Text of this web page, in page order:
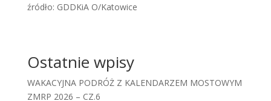
źródło: GDDKiA O/Katowice
Ostatnie wpisy
WAKACYJNA PODRÓŻ Z KALENDARZEM MOSTOWYM
ZMRP 2026 – CZ.6